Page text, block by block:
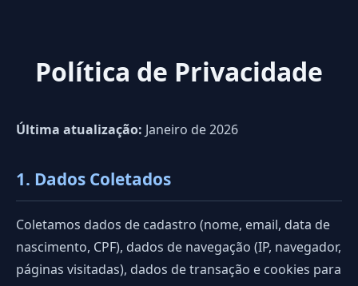
Política de Privacidade
Última atualização: Janeiro de 2026
1. Dados Coletados
Coletamos dados de cadastro (nome, email, data de
nascimento, CPF), dados de navegação (IP, navegador,
páginas visitadas), dados de transação e cookies para